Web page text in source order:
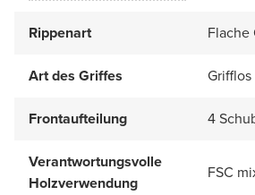
Rippenart Flache
Art des Griffes
Frontaufteilung 4
Verantwortungsvolle
Holzverwendung
FSC